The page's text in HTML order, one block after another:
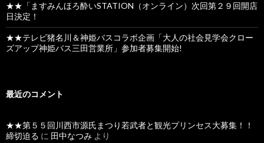
★★「ますみんほろ酔いSTATION（オンライン）次回第２９回開店
日決定！
★★テレビ猪名川＆神姫バスコラボ企画「大人の社会見学会クロー
ズアップ神姫バス三田営業所」参加者募集開始!
最近のコメント
★★第５５回川西市源氏まつり若武者と観光プリンセス大募集！！
締切迫る に 田中なつみ より